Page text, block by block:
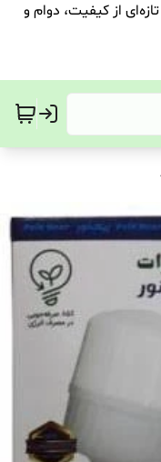
از کیفیت، دوام و